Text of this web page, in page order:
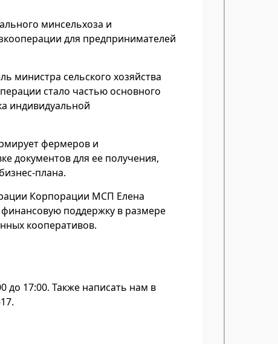
минсельхоза и
для предпринимателей
министра сельского хозяйства
стало частью основного
индивидуальной
фермеров и
документов для ее получения,
плана.
Корпорации МСП Елена
поддержку в размере
кооперативов.
до 17:00. Также написать нам в